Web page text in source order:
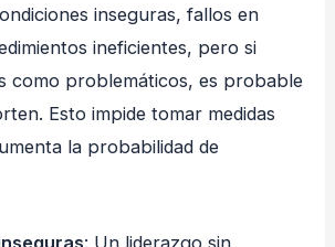
inseguras, fallos en
ineficientes, pero si
como problemáticos, es probable
Esto impide tomar medidas
la probabilidad de
: Un liderazgo sin